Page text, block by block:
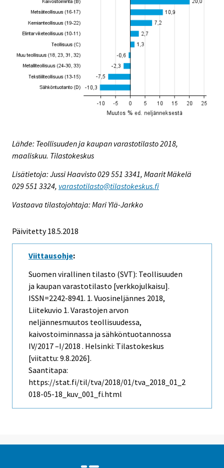
Lähde: Teollisuuden ja kaupan varastotilasto 2018,
maaliskuu. Tilastokeskus
Lisätietoja: Jussi Haavisto 029 551 3341, Maarit Mäkelä
029 551 3324, varastotilasto@tilastokeskus.fi
Vastaava tilastojohtaja: Mari Ylä-Jarkko
Päivitetty 18.5.2018
Viittausohje:
Suomen virallinen tilasto (SVT): Teollisuuden
ja kaupan varastotilasto [verkkojulkaisu].
ISSN=2242-8941. 1. Vuosineljännes 2018,
Liitekuvio 1. Varastojen arvon
neljännesmuutos teollisuudessa,
kaivostoiminnassa ja sähköntuotannossa
IV/2017 –I/2018 . Helsinki: Tilastokeskus
[viitattu: 9.8.2026].
Saantitapa:
https://stat.fi/til/tva/2018/01/tva_2018_01_2
018-05-18_kuv_001_fi.html